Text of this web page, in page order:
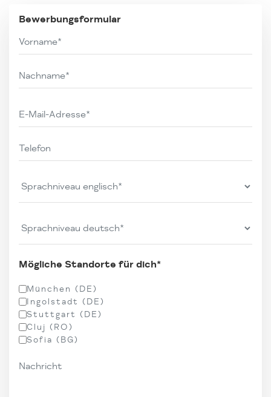
Bewerbungsformular
Mögliche Standorte für dich*
München (DE)
Ingolstadt (DE)
Stuttgart (DE)
Cluj (RO)
Sofia (BG)